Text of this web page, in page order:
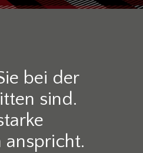
bei der
sind.
anspricht.